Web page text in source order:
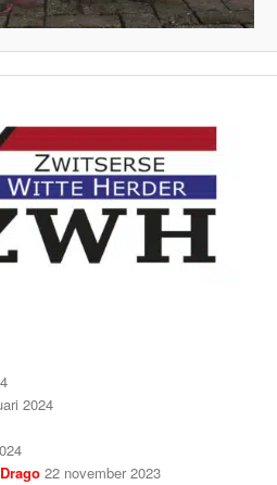
2024
22 november 2023